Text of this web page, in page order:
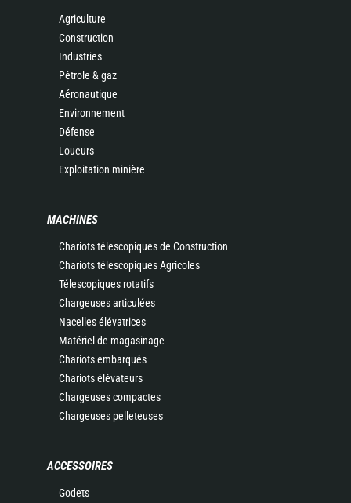
Agriculture
Construction
Industries
Pétrole & gaz
Aéronautique
Environnement
Défense
Loueurs
Exploitation minière
MACHINES
Chariots télescopiques de Construction
Chariots télescopiques Agricoles
Télescopiques rotatifs
Chargeuses articulées
Nacelles élévatrices
Matériel de magasinage
Chariots embarqués
Chariots élévateurs
Chargeuses compactes
Chargeuses pelleteuses
ACCESSOIRES
Godets